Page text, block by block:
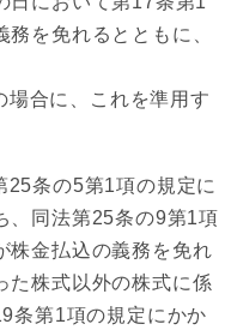
を免れるとともに、
合に、これを準用す
条の5第1項の規定に
、同法第25条の9第1項
株金払込の義務を免れ
た株式以外の株式に係
条第1項の規定にかか